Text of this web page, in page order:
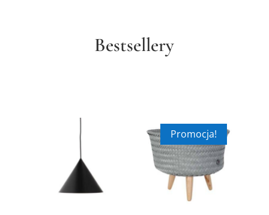
Bestsellery
Promocja!